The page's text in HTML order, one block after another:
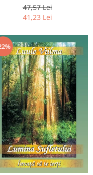
dragostea ta. Editia a 2-
a
47,57 Lei
41,23 Lei